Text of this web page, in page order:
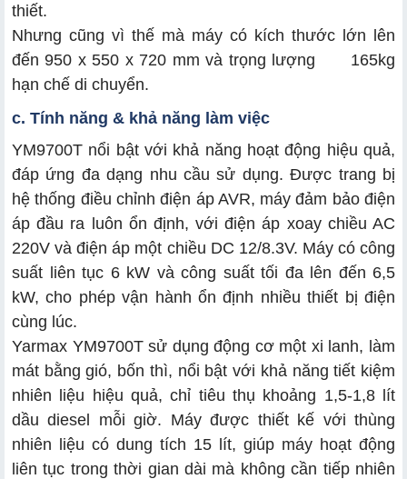
thiết.
Nhưng cũng vì thế mà máy có kích thước lớn lên
đến 950 x 550 x 720 mm và trọng lượng 165kg
hạn chế di chuyển.
c. Tính năng & khả năng làm việc
YM9700T nổi bật với khả năng hoạt động hiệu quả,
đáp ứng đa dạng nhu cầu sử dụng. Được trang bị
hệ thống điều chỉnh điện áp AVR, máy đảm bảo điện
áp đầu ra luôn ổn định, với điện áp xoay chiều AC
220V và điện áp một chiều DC 12/8.3V. Máy có công
suất liên tục 6 kW và công suất tối đa lên đến 6,5
kW, cho phép vận hành ổn định nhiều thiết bị điện
cùng lúc.
Yarmax YM9700T sử dụng động cơ một xi lanh, làm
mát bằng gió, bốn thì, nổi bật với khả năng tiết kiệm
nhiên liệu hiệu quả, chỉ tiêu thụ khoảng 1,5-1,8 lít
dầu diesel mỗi giờ. Máy được thiết kế với thùng
nhiên liệu có dung tích 15 lít, giúp máy hoạt động
liên tục trong thời gian dài mà không cần tiếp nhiên